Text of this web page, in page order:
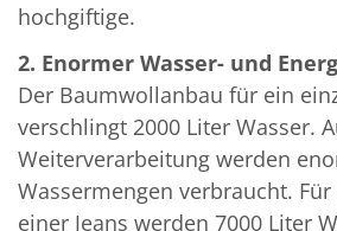
hochgiftige.
2. Enormer Wasser- und
Der Baumwollanbau für ein
verschlingt 2000 Liter Wasser.
Weiterverarbeitung werden
Wassermengen verbraucht.
einer Jeans werden 7000 Liter